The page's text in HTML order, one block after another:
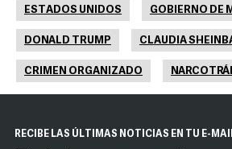
ESTADOS UNIDOS GOBIERNO DE
DONALD TRUMP CLAUDIA
CRIMEN ORGANIZADO
RECIBE LAS ÚLTIMAS NOTICIAS EN TU E-